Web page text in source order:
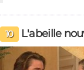
10 L'abeille